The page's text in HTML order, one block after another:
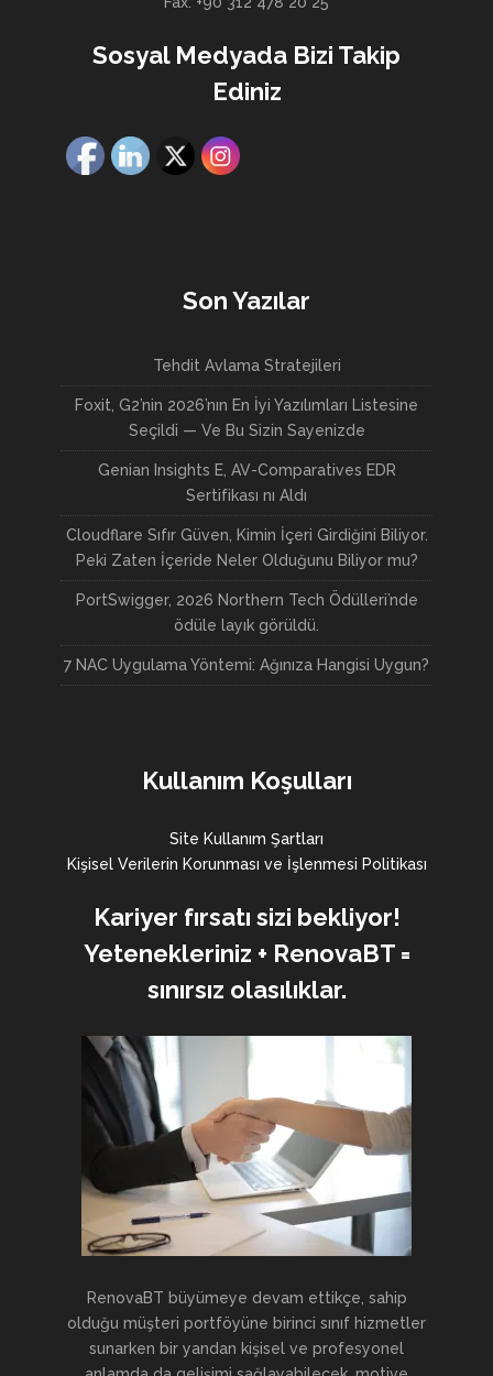
Sosyal Medyada Bizi Takip
Ediniz
Son Yazılar
Tehdit Avlama Stratejileri
Foxit, G2’nin 2026’nın En İyi Yazılımları Listesine
Seçildi — Ve Bu Sizin Sayenizde
Genian Insights E, AV-Comparatives EDR
Sertifikası nı Aldı
Cloudflare Sıfır Güven, Kimin İçeri Girdiğini Biliyor.
Peki Zaten İçeride Neler Olduğunu Biliyor mu?
PortSwigger, 2026 Northern Tech Ödülleri’nde
ödüle layık görüldü.
7 NAC Uygulama Yöntemi: Ağınıza Hangisi Uygun?
Kullanım Koşulları
Site Kullanım Şartları
Kişisel Verilerin Korunması ve İşlenmesi Politikası
Kariyer fırsatı sizi bekliyor!
Yetenekleriniz + RenovaBT =
sınırsız olasılıklar.
RenovaBT büyümeye devam ettikçe, sahip
olduğu müşteri portföyüne birinci sınıf hizmetler
sunarken bir yandan kişisel ve profesyonel